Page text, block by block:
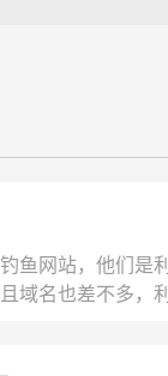
鱼网站，他们是利
域名也差不多，利